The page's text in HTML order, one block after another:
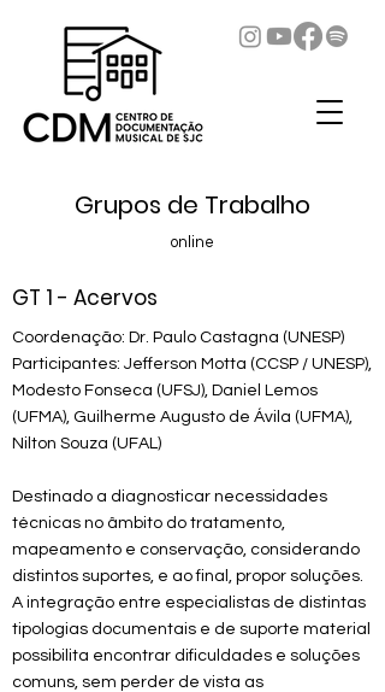
Grupos de Trabalho
online
GT 1 - Acervos
Coordenação: Dr. Paulo Castagna (UNESP)
Participantes: Jefferson Motta (CCSP / UNESP),
Modesto Fonseca (UFSJ), Daniel Lemos
(UFMA), Guilherme Augusto de Ávila (UFMA),
Nilton Souza (UFAL)
Destinado a diagnosticar necessidades
técnicas no âmbito do tratamento,
mapeamento e conservação, considerando
distintos suportes, e ao final, propor soluções.
A integração entre especialistas de distintas
tipologias documentais e de suporte material
possibilita encontrar dificuldades e soluções
comuns, sem perder de vista as